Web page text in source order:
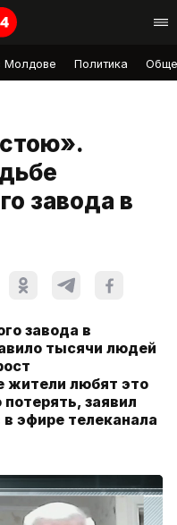
Молдове Политика
завода в
завода в
тысячи людей
любят это
заявил
эфире телеканала